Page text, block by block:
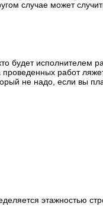
случае может
будет исполнителем
проведенных работ
не надо, если вы
этажностью